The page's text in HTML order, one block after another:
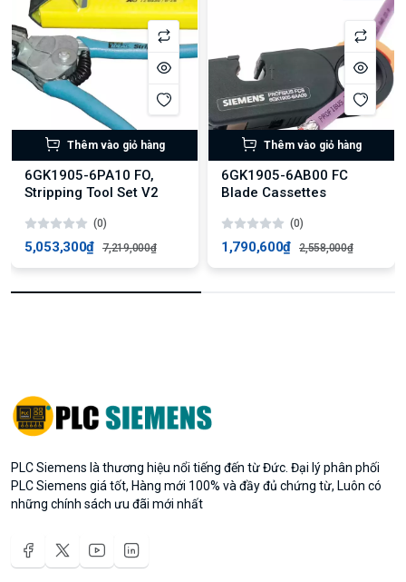
Thêm vào giỏ hàng
6GK1905-6PA10 FO,
Stripping Tool Set V2
(0)
5,053,300₫ 7,219,000₫
Thêm vào giỏ hàng
6GK1905-6AB00 FC
Blade Cassettes
(0)
1,790,600₫ 2,558,000₫
PLC Siemens là thương hiệu nổi tiếng đến từ Đức. Đại lý phân phối
PLC Siemens giá tốt, Hàng mới 100% và đầy đủ chứng từ, Luôn có
những chính sách ưu đãi mới nhất